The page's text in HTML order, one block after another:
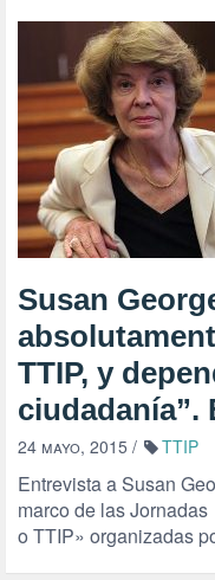
Susan
TTIP, y
ciudadanía”.
24 mayo, 2015 / TTIP
Entrevista a Susan
marco de las
o TTIP» organizadas